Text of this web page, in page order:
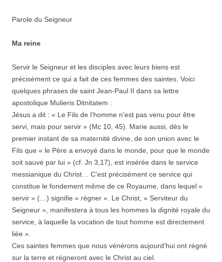
Parole du Seigneur
Ma reine
Servir le Seigneur et les disciples avec leurs biens est
précisément ce qui a fait de ces femmes des saintes. Voici
quelques phrases de saint Jean-Paul II dans sa lettre
apostolique Mulieris Ditnitatem :
Jésus a dit : « Le Fils de l’homme n’est pas venu pour être
servi, mais pour servir » (Mc 10, 45). Marie aussi, dès le
premier instant de sa maternité divine, de son union avec le
Fils que « le Père a envoyé dans le monde, pour que le monde
soit sauvé par lui » (cf. Jn 3,17), est insérée dans le service
messianique du Christ… C’est précisément ce service qui
constitue le fondement même de ce Royaume, dans lequel «
servir » (…) signifie « régner ». Le Christ, « Serviteur du
Seigneur », manifestera à tous les hommes la dignité royale du
service, à laquelle la vocation de tout homme est directement
liée ».
Ces saintes femmes que nous vénérons aujourd’hui ont régné
sur la terre et régneront avec le Christ au ciel.